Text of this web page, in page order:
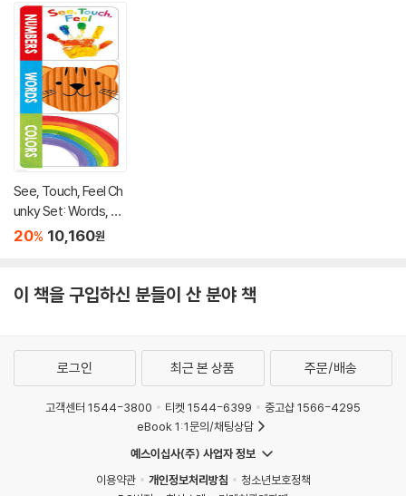
See, Touch, Feel Ch
unky Set: Words, Nu
mbers and Colors
20% 10,160원
이 책을 구입하신 분들이 산 분야 책
로그인 최근 본 상품 주문/배송
고객센터 1544-3800 티켓 1544-6399
중고샵 1566-4295
eBook 1:1문의/채팅상담
예스이십사(주) 사업자 정보
이용약관
개인정보처리방침
청소년보호정책